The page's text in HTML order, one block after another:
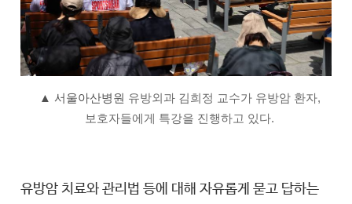
▲ 서울아산병원 유방외과 김희정 교수가 유방암 환자,
보호자들에게 특강을 진행하고 있다.
유방암 치료와 관리법 등에 대해 자유롭게 묻고 답하는